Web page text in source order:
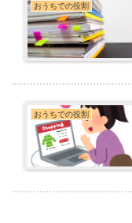
おうちでの役割
おうちでの役割